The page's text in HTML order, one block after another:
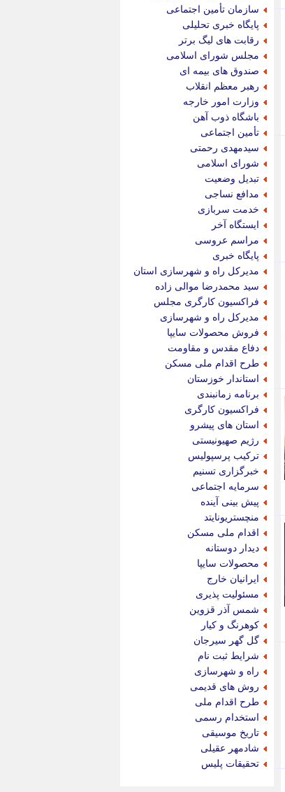
سازمان تأمین اجتماعی
پایگاه خبری تحلیلی
رقابت های لیگ برتر
مجلس شورای اسلامی
صندوق های بیمه ای
رهبر معظم انقلاب
وزارت امور خارجه
باشگاه ذوب آهن
تأمین اجتماعی
سیدمهدی رحمتی
شورای اسلامی
تبدیل وضعیت
مدافع نساجی
خدمت سربازی
ایستگاه آخر
مراسم عروسی
پایگاه خبری
مدیرکل راه و شهرسازی استان
سید محمدرضا موالی زاده
فراکسیون کارگری مجلس
مدیرکل راه و شهرسازی
فروش محصولات سایپا
دفاع مقدس و مقاومت
طرح اقدام ملی مسکن
استاندار خوزستان
برنامه زمانبندی
فراکسیون کارگری
استان های پیشرو
رژیم صهیونیستی
ترکیب پرسپولیس
خبرگزاری تسنیم
سرمایه اجتماعی
پیش بینی آینده
منچستریونایتد
اقدام ملی مسکن
دیدار دوستانه
محصولات سایپا
ایرانیان خارج
مسئولیت پذیری
شمس آذر قزوین
کوهرنگ و کیار
گل گهر سیرجان
شرایط ثبت نام
راه و شهرسازی
روش های قدیمی
طرح اقدام ملی
استخدام رسمی
تاریخ موسیقی
شادمهر عقیلی
تحقیقات پلیس